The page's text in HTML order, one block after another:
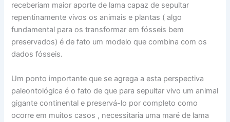
receberiam maior aporte de lama capaz de sepultar
repentinamente vivos os animais e plantas ( algo
fundamental para os transformar em fósseis bem
preservados) é de fato um modelo que combina com os
dados fósseis.
Um ponto importante que se agrega a esta perspectiva
paleontológica é o fato de que para sepultar vivo um animal
gigante continental e preservá-lo por completo como
ocorre em muitos casos , necessitaria uma maré de lama